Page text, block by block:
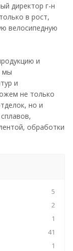
директор г-н
в рост,
велосипедную
и
мы
и
не только
но и
обработки
5
2
1
41
1